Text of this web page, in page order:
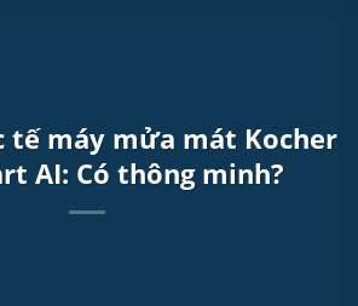
tế máy mửa mát Kocher
AI: Có thông minh?